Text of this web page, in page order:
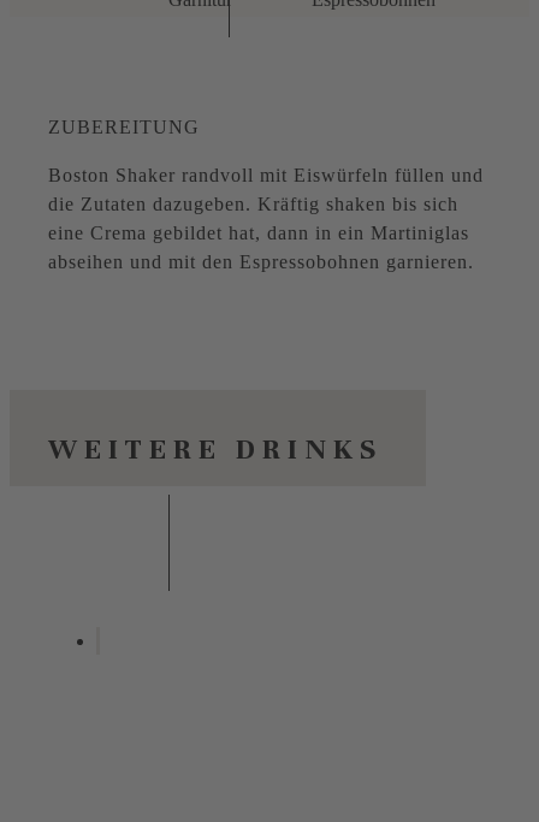
ZUBEREITUNG
Boston Shaker randvoll mit Eiswürfeln füllen und
die Zutaten dazugeben. Kräftig shaken bis sich
eine Crema gebildet hat, dann in ein Martiniglas
abseihen und mit den Espressobohnen garnieren.
WEITERE DRINKS